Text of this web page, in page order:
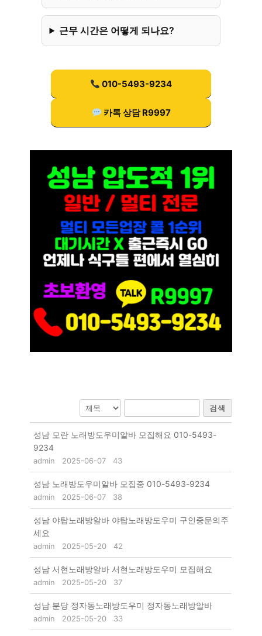
근무 시간은 어떻게 되나요?
010-5493-9234
카톡 상담 R9997
검색
성남 모란 노래방도우미알바 모집해요 010-5493-
9234
admin 2025-06-07 43
성남 노래방도우미알바 모집중 010-5493-9234
admin 2025-06-07 38
성남 야탑노래방알바 야탑노래방도우미 구인중문의주
세요
admin 2025-05-20 42
성남 서현노래방알바 서현노래방도우미 모집해요
admin 2025-05-20 37
성남 분당 정자동노래방도우미 정자동노래방알바
admin 2025-05-20 33